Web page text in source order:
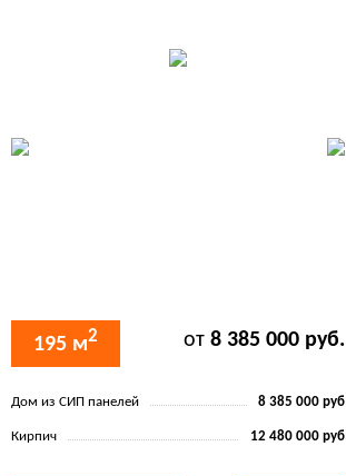
195 м2 от 8 385 000 руб.
Дом из СИП панелей 8 385 000 руб
Кирпич 12 480 000 руб